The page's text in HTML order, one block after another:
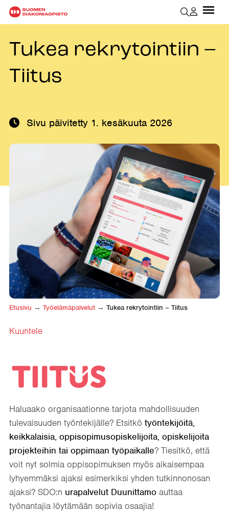
Tukea rekrytointiin –
Tiitus
Sivu päivitetty 1. kesäkuuta 2026
Etusivu → Työelämäpalvelut → Tukea rekrytointiin – Tiitus
Kuuntele
Haluaako organisaationne tarjota mahdollisuuden
tulevaisuuden työntekijälle? Etsitkö työntekijöitä,
keikkalaisia, oppisopimusopiskelijoita, opiskelijoita
projekteihin tai oppimaan työpaikalle? Tiesitkö, että
voit nyt solmia oppisopimuksen myös aikaisempaa
lyhyemmäksi ajaksi esimerkiksi yhden tutkinnonosan
ajaksi? SDO:n urapalvelut Duunittamo auttaa
työnantajia löytämään sopivia osaajia!